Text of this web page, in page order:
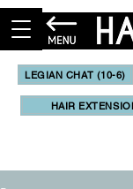
LEGIAN CHAT (10-6)
HAIR